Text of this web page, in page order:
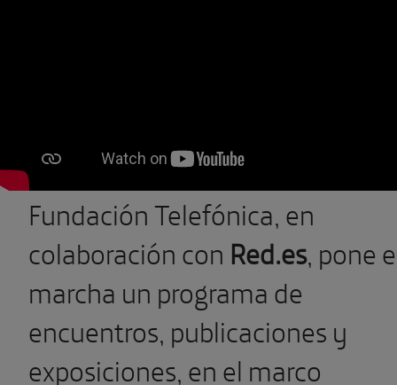
Fundación Telefónica, en
colaboración con Red.es, pone
marcha un programa de
encuentros, publicaciones y
exposiciones, en el marco